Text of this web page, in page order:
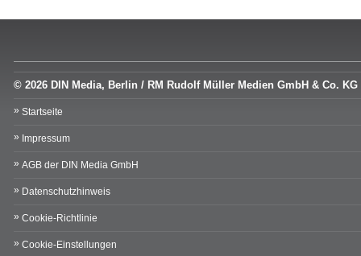
© 2026 DIN Media, Berlin / RM Rudolf Müller Medien GmbH & Co. KG
Startseite
Impressum
AGB der DIN Media GmbH
Datenschutzhinweis
Cookie-Richtlinie
Cookie-Einstellungen